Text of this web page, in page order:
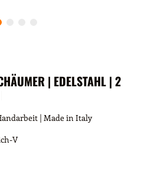
| EDELSTAHL | 2
| Made in Italy
V